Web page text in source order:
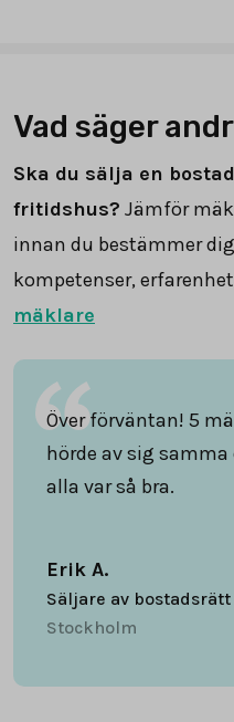
Vad säger
Ska du sälja en
fritidshus? Jämför
innan du bestämmer
kompetenser,
mäklare
Över förväntan! 5
hörde av sig samma
alla var så bra.
Erik A.
Säljare av bostadsrätt
Stockholm